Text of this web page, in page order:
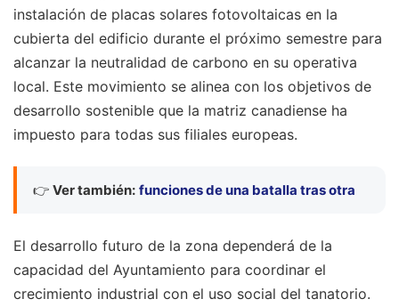
instalación de placas solares fotovoltaicas en la
cubierta del edificio durante el próximo semestre para
alcanzar la neutralidad de carbono en su operativa
local. Este movimiento se alinea con los objetivos de
desarrollo sostenible que la matriz canadiense ha
impuesto para todas sus filiales europeas.
👉 Ver también: funciones de una batalla tras otra
El desarrollo futuro de la zona dependerá de la
capacidad del Ayuntamiento para coordinar el
crecimiento industrial con el uso social del tanatorio.